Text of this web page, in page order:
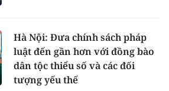
Hà Nội: Đưa chính sách pháp
luật đến gần hơn với đồng bào
dân tộc thiểu số và các đối
tượng yếu thế